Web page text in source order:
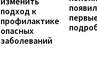
подход к
профилактике
опасных
заболеваний